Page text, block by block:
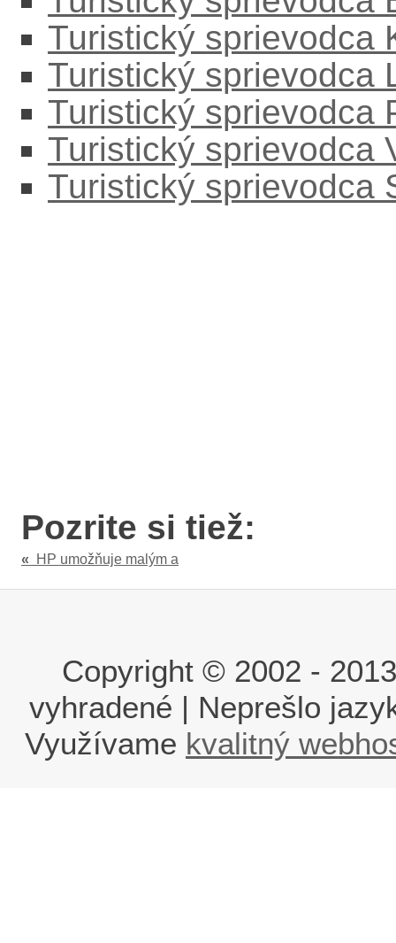
Turistický sprievodca
Turistický sprievodca
Turistický sprievodca
Turistický sprievodca
Turistický sprievodca
Pozrite si tiež:
« HP umožňuje malým a
Copyright © 2002 -
vyhradené | Neprešlo
Využívame kvalitný